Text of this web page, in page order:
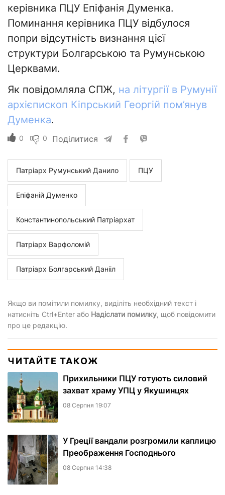
керівника ПЦУ Епіфанія Думенка.
Поминання керівника ПЦУ відбулося
попри відсутність визнання цієї
структури Болгарською та Румунською
Церквами.
Як повідомляла СПЖ, на літургії в Румунії
архієпископ Кіпрський Георгій пом’янув
Думенка.
0 0 Поділитися
Патріарх Румунський Данило ПЦУ
Епіфаній Думенко
Константинопольський Патріархат
Патріарх Варфоломій
Патріарх Болгарський Данііл
Якщо ви помітили помилку, виділіть необхідний текст і
натисніть Ctrl+Enter або Надіслати помилку, щоб повідомити
про це редакцію.
ЧИТАЙТЕ ТАКОЖ
Прихильники ПЦУ готують силовий
захват храму УПЦ у Якушинцях
08 Серпня 19:07
У Греції вандали розгромили каплицю
Преображення Господнього
08 Серпня 14:38